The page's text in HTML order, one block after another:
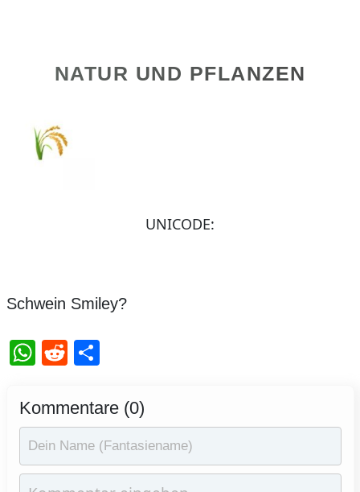
NATUR UND PFLANZEN
UNICODE:
Schwein Smiley?
WhatsApp
Reddit
Teilen
Kommentare (0)